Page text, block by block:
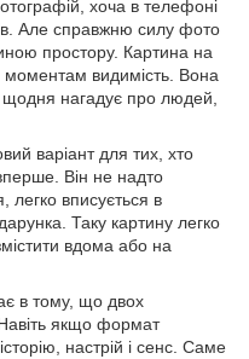
хоча в телефоні
Але справжню силу фото
простору. Картина на
моментам видимість. Вона
нагадує про людей,
варіант для тих, хто
Він не надто
легко вписується в
Таку картину легко
вдома або на
в тому, що двох
якщо формат
настрій і сенс. Саме